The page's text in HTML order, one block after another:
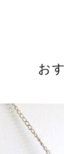
お